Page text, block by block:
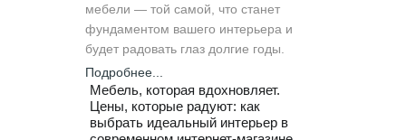
мебели — той самой, что станет
фундаментом вашего интерьера и
будет радовать глаз долгие годы.
Подробнее...
Мебель, которая вдохновляет.
Цены, которые радуют: как
выбрать идеальный интерьер в